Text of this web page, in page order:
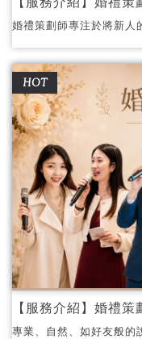
婚禮策劃師專注於將新人
HOT
【服務介紹】婚禮
專業、自然、如好友般的